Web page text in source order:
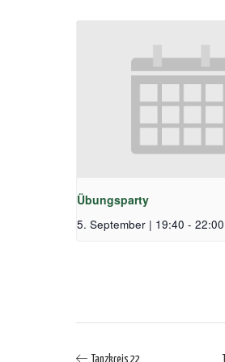
Übungsparty
5. September | 19:40 - 22:00
Tanzkreis 22